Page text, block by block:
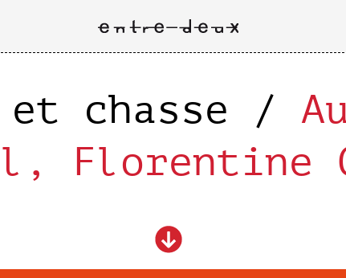
et chasse /
Florentine